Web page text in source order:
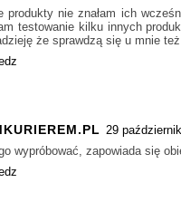
produkty nie znałam ich
testowanie kilku innych
że sprawdzą się u mnie
29
wypróbować, zapowiada się